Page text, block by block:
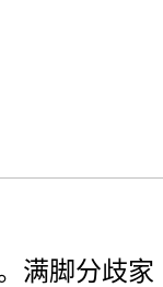
满脚分歧家